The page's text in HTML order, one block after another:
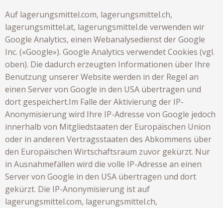
Auf lagerungsmittel.com, lagerungsmittel.ch,
lagerungsmittel.at, lagerungsmittel.de verwenden wir
Google Analytics, einen Webanalysedienst der Google
Inc. («Google»). Google Analytics verwendet Cookies (vgl.
oben). Die dadurch erzeugten Informationen über Ihre
Benutzung unserer Website werden in der Regel an
einen Server von Google in den USA übertragen und
dort gespeichert.Im Falle der Aktivierung der IP-
Anonymisierung wird Ihre IP-Adresse von Google jedoch
innerhalb von Mitgliedstaaten der Europäischen Union
oder in anderen Vertragsstaaten des Abkommens über
den Europäischen Wirtschaftsraum zuvor gekürzt. Nur
in Ausnahmefällen wird die volle IP-Adresse an einen
Server von Google in den USA übertragen und dort
gekürzt. Die IP-Anonymisierung ist auf
lagerungsmittel.com, lagerungsmittel.ch,